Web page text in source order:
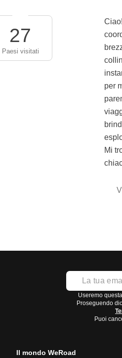
27
Paesi visitati
per
Mi
o che
due
che
Ci
Useremo
Proseguendo
Puoi
Il mondo WeRoad